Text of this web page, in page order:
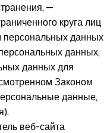
—
круга лиц
персональных данных
данных,
данных для
Законом
данные,
веб-сайта